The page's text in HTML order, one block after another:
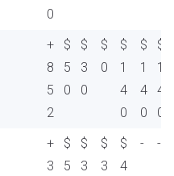
0
+
8
5
2
$
5
0
$
3
0
$
0
$
1
4
0
$
1
4
0
$
1
4
0
+
3
$
5
$
3
$
3
$
4
- -